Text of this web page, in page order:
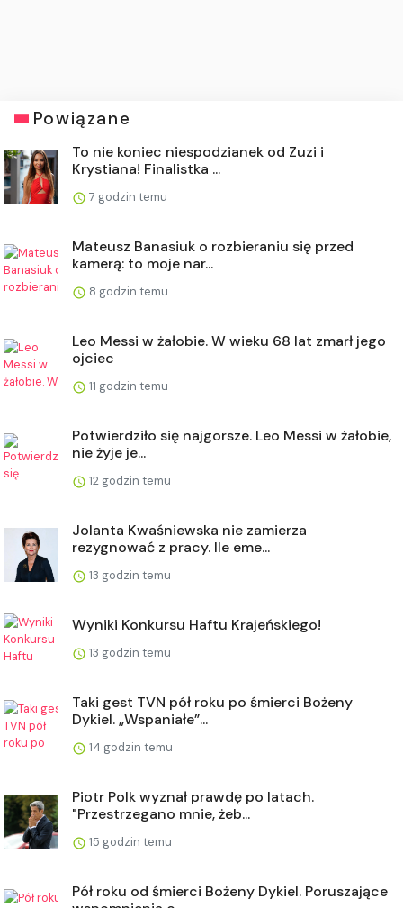
Powiązane
To nie koniec niespodzianek od Zuzi i
Krystiana! Finalistka ...
7 godzin temu
Mateusz Banasiuk o rozbieraniu się przed
kamerą: to moje nar...
8 godzin temu
Leo Messi w żałobie. W wieku 68 lat zmarł jego
ojciec
11 godzin temu
Potwierdziło się najgorsze. Leo Messi w żałobie,
nie żyje je...
12 godzin temu
Jolanta Kwaśniewska nie zamierza
rezygnować z pracy. Ile eme...
13 godzin temu
Wyniki Konkursu Haftu Krajeńskiego!
13 godzin temu
Taki gest TVN pół roku po śmierci Bożeny
Dykiel. „Wspaniałe”...
14 godzin temu
Piotr Polk wyznał prawdę po latach.
"Przestrzegano mnie, żeb...
15 godzin temu
Pół roku od śmierci Bożeny Dykiel. Poruszające